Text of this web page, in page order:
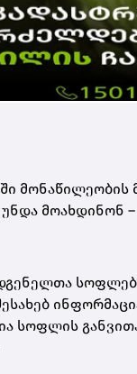
მონაწილეობის
მოახდინონ
სოფლის